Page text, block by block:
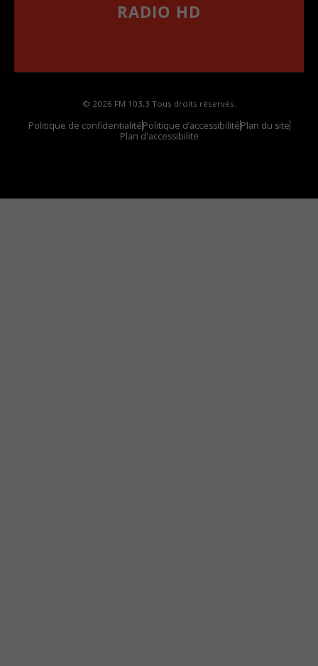
RADIO HD
© 2026 FM 103,3 Tous droits réservés.
Politique de confidentialitéPolitique d’accessibilitéPlan du site
Plan d'accessibilite